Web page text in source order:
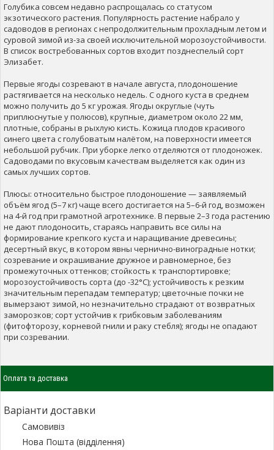
Голубика совсем недавно распрощалась со статусом
экзотического растения. Популярность растение набрало у
садоводов в регионах с непродолжительным прохладным летом и
суровой зимой из-за своей исключительной морозоустойчивости.
В список востребованных сортов входит позднеспелый сорт
Элизабет.
Первые ягоды созревают в начале августа, плодоношение
растягивается на несколько недель. С одного куста в среднем
можно получить до 5 кг урожая. Ягоды округлые (чуть
приплюснутые у полюсов), крупные, диаметром около 22 мм,
плотные, собраны в рыхлую кисть. Кожица плодов красивого
синего цвета с голубоватым налётом, на поверхности имеется
небольшой рубчик. При уборке легко отделяются от плодоножек.
Садоводами по вкусовым качествам выделяется как один из
самых лучших сортов.
Плюсы: относительно быстрое плодоношение — заявляемый
объём ягод (5–7 кг) чаще всего достигается на 5–6-й год, возможен
на 4-й год при грамотной агротехнике. В первые 2–3 года растению
не дают плодоносить, стараясь направить все силы на
формирование крепкого куста и наращивание древесины;
десертный вкус, в котором явны чернично-виноградные нотки;
созревание и окрашивание дружное и равномерное, без
промежуточных оттенков; стойкость к транспортировке;
морозоустойчивость сорта (до -32°С); устойчивость к резким
значительным перепадам температур; цветочные почки не
вымерзают зимой, но незначительно страдают от возвратных
заморозков; сорт устойчив к грибковым заболеваниям
(фитофторозу, корневой гнили и раку стебля); ягоды не опадают
при созревании.
Оплата та доставка
Варіанти доставки
Самовивіз
Нова Пошта (відділення)